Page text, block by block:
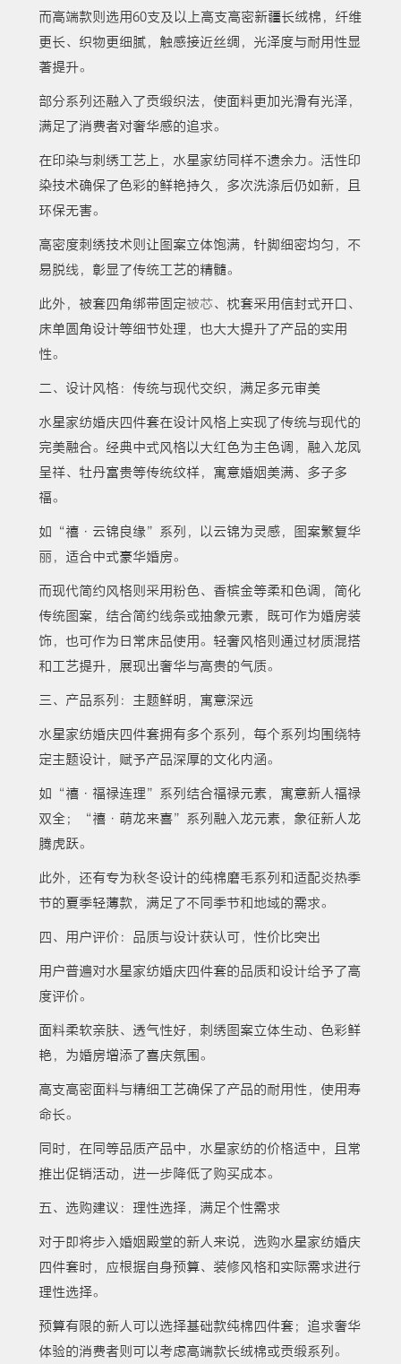
而高端款则选用60支及以上高支高密新疆长绒棉，纤维
更长、织物更细腻，触感接近丝绸，光泽度与耐用性显
著提升。
部分系列还融入了贡缎织法，使面料更加光滑有光泽，
满足了消费者对奢华感的追求。
在印染与刺绣工艺上，水星家纺同样不遗余力。活性印
染技术确保了色彩的鲜艳持久，多次洗涤后仍如新，且
环保无害。
高密度刺绣技术则让图案立体饱满，针脚细密均匀，不
易脱线，彰显了传统工艺的精髓。
此外，被套四角绑带固定被芯、枕套采用信封式开口、
床单圆角设计等细节处理，也大大提升了产品的实用
性。
二、设计风格：传统与现代交织，满足多元审美
水星家纺婚庆四件套在设计风格上实现了传统与现代的
完美融合。经典中式风格以大红色为主色调，融入龙凤
呈祥、牡丹富贵等传统纹样，寓意婚姻美满、多子多
福。
如“禧·云锦良缘”系列，以云锦为灵感，图案繁复华
丽，适合中式豪华婚房。
而现代简约风格则采用粉色、香槟金等柔和色调，简化
传统图案，结合简约线条或抽象元素，既可作为婚房装
饰，也可作为日常床品使用。轻奢风格则通过材质混搭
和工艺提升，展现出奢华与高贵的气质。
三、产品系列：主题鲜明，寓意深远
水星家纺婚庆四件套拥有多个系列，每个系列均围绕特
定主题设计，赋予产品深厚的文化内涵。
如“禧·福禄连理”系列结合福禄元素，寓意新人福禄
双全；“禧·萌龙来喜”系列融入龙元素，象征新人龙
腾虎跃。
此外，还有专为秋冬设计的纯棉磨毛系列和适配炎热季
节的夏季轻薄款，满足了不同季节和地域的需求。
四、用户评价：品质与设计获认可，性价比突出
用户普遍对水星家纺婚庆四件套的品质和设计给予了高
度评价。
面料柔软亲肤、透气性好，刺绣图案立体生动、色彩鲜
艳，为婚房增添了喜庆氛围。
高支高密面料与精细工艺确保了产品的耐用性，使用寿
命长。
同时，在同等品质产品中，水星家纺的价格适中，且常
推出促销活动，进一步降低了购买成本。
五、选购建议：理性选择，满足个性需求
对于即将步入婚姻殿堂的新人来说，选购水星家纺婚庆
四件套时，应根据自身预算、装修风格和实际需求进行
理性选择。
预算有限的新人可以选择基础款纯棉四件套；追求奢华
体验的消费者则可以考虑高端款长绒棉或贡缎系列。